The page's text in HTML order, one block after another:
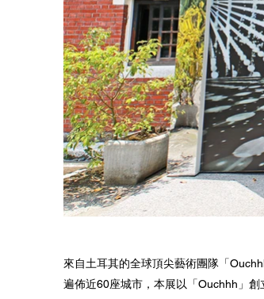
來自土耳其的全球頂尖藝術團隊「
遍佈近60座城市，本展以「Ouchhh」